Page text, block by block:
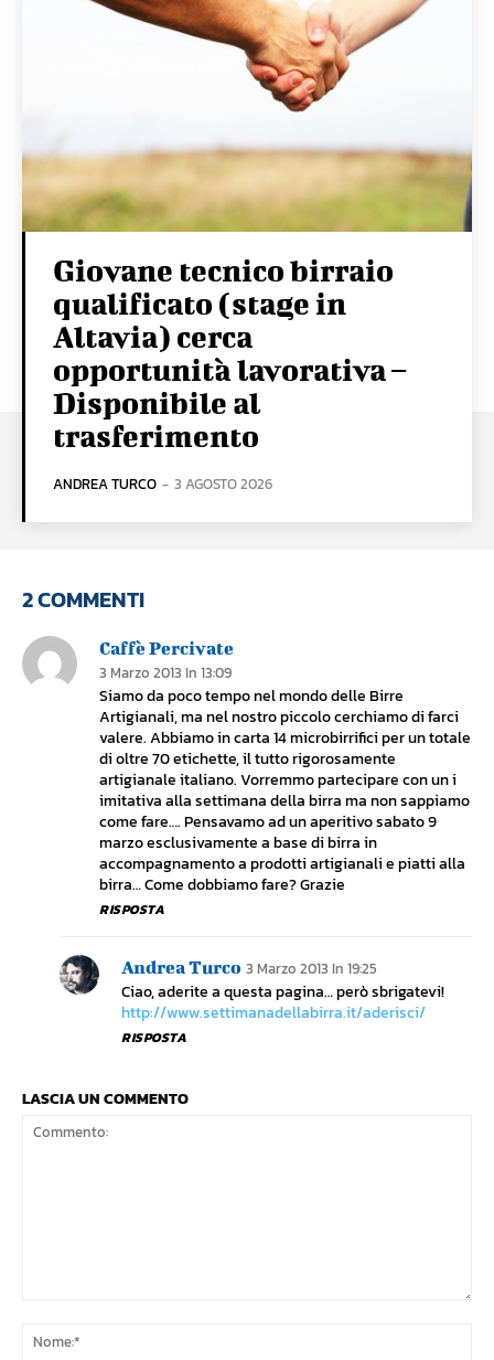
Giovane tecnico birraio
qualificato (stage in
Altavia) cerca
opportunità lavorativa –
Disponibile al
trasferimento
ANDREA TURCO - 3 AGOSTO 2026
2 COMMENTI
Caffè Percivate
3 Marzo 2013 In 13:09
Siamo da poco tempo nel mondo delle Birre
Artigianali, ma nel nostro piccolo cerchiamo di farci
valere. Abbiamo in carta 14 microbirrifici per un totale
di oltre 70 etichette, il tutto rigorosamente
artigianale italiano. Vorremmo partecipare con un i
imitativa alla settimana della birra ma non sappiamo
come fare…. Pensavamo ad un aperitivo sabato 9
marzo esclusivamente a base di birra in
accompagnamento a prodotti artigianali e piatti alla
birra… Come dobbiamo fare? Grazie
RISPOSTA
Andrea Turco 3 Marzo 2013 In 19:25
Ciao, aderite a questa pagina… però sbrigatevi!
http://www.settimanadellabirra.it/aderisci/
RISPOSTA
LASCIA UN COMMENTO